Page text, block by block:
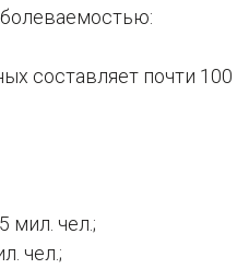
составляет почти
мил. чел.;
чел.;